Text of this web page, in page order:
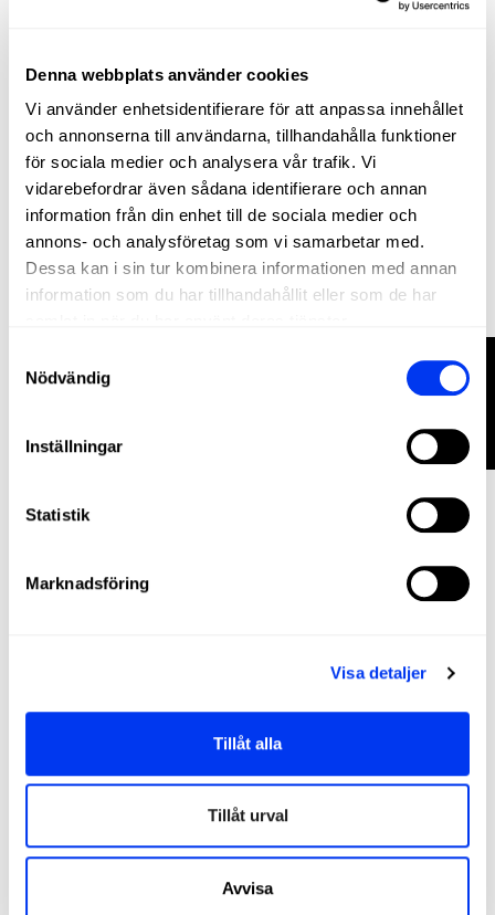
Denna webbplats använder cookies
Vi använder enhetsidentifierare för att anpassa innehållet
och annonserna till användarna, tillhandahålla funktioner
för sociala medier och analysera vår trafik. Vi
vidarebefordrar även sådana identifierare och annan
information från din enhet till de sociala medier och
annons- och analysföretag som vi samarbetar med.
Dessa kan i sin tur kombinera informationen med annan
information som du har tillhandahållit eller som de har
Nödvändig
Inställningar
Statistik
Marknadsföring
Visa detaljer
Tillåt alla
Tillåt urval
Avvisa
Tillbehörsväska adidas Sand 3.4 18,00 €
8,00 €